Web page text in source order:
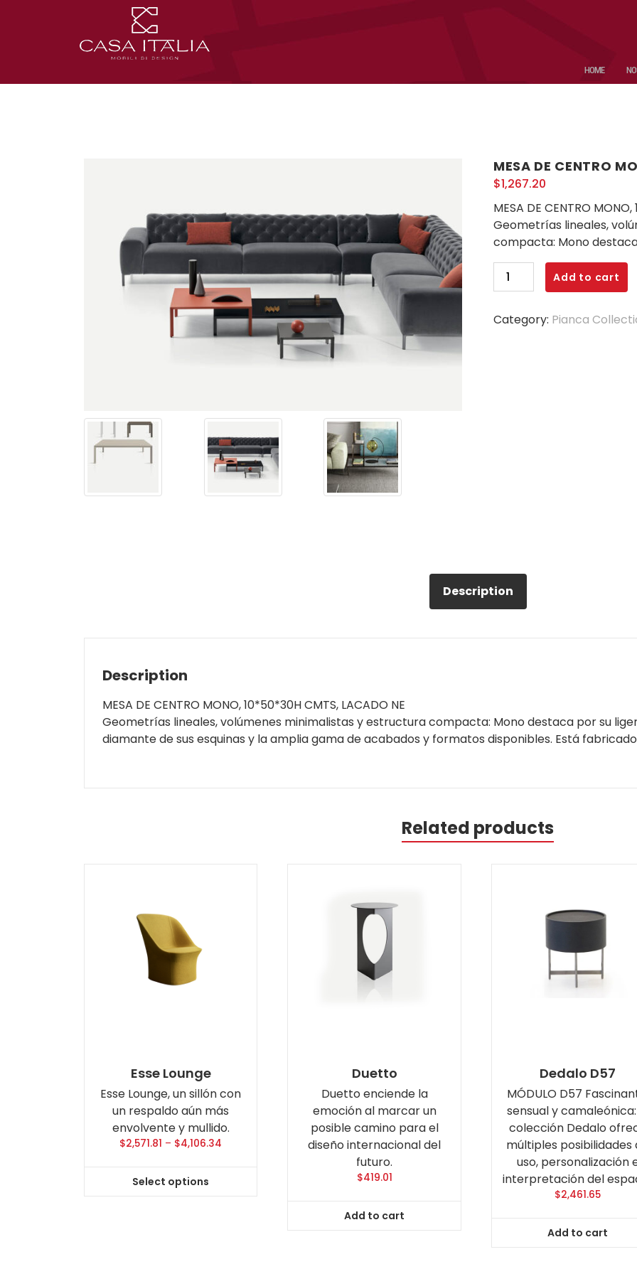
HOME
MESA DE CENTRO
$1,267.20
MESA DE CENTRO
Geometrías lineales,
compacta: Mono
Add to cart
Category: Pianca
Description
Description
MESA DE CENTRO MONO, 10*50*30H CMTS, LACADO NE
Geometrías lineales, volúmenes minimalistas y estructura compacta: Mono destaca por su
diamante de sus esquinas y la amplia gama de acabados y formatos disponibles. Está
Related products
Esse Lounge
Esse Lounge, un sillón con
un respaldo aún más
envolvente y mullido.
$2,571.81 – $4,106.34
Select options
Duetto
Duetto enciende la
emoción al marcar un
posible camino para el
diseño internacional del
futuro.
$419.01
Add to cart
Dedalo D57
MÓDULO D57
sensual y
colección Dedalo
múltiples posibilidades
uso, personalización
interpretación del
$2,461.65
Add to cart